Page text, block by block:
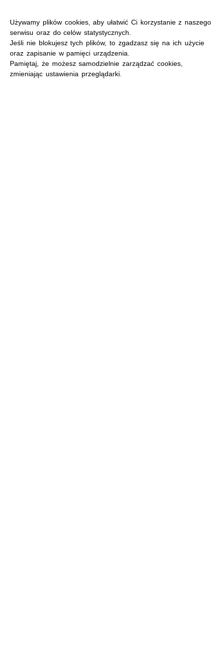
Używamy plików cookies, aby ułatwić Ci korzystanie z naszego
serwisu oraz do celów statystycznych.
Jeśli nie blokujesz tych plików, to zgadzasz się na ich użycie
oraz zapisanie w pamięci urządzenia.
Pamiętaj, że możesz samodzielnie zarządzać cookies,
zmieniając ustawienia przeglądarki.
MENU